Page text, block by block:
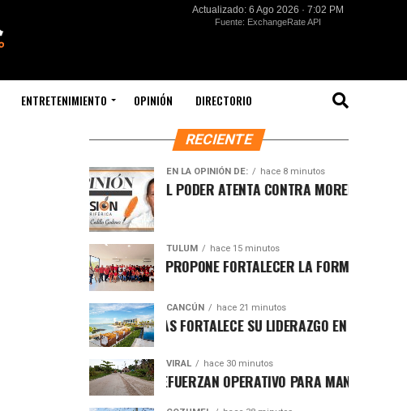
Actualizado: 6 Ago 2026 · 7:02 PM
Fuente: ExchangeRate API
ENTRETENIMIENTO OPINIÓN DIRECTORIO
RECIENTE
EN LA OPINIÓN DE: hace 8 minutos
LUCHA POR EL PODER ATENTA CONTRA MORENA EN Q.ROO
TULUM hace 15 minutos
HUGO ALDAY PROPONE FORTALECER LA FORMACIÓN
CANCÚN hace 21 minutos
GRUPO BRISAS FORTALECE SU LIDERAZGO EN
VIRAL hace 30 minutos
BRIGADAS REFUERZAN OPERATIVO PARA MANTENER